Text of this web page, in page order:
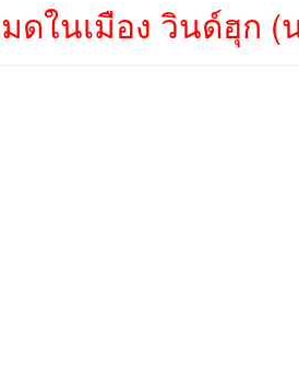
ในเมือง วินด์ฮุก (